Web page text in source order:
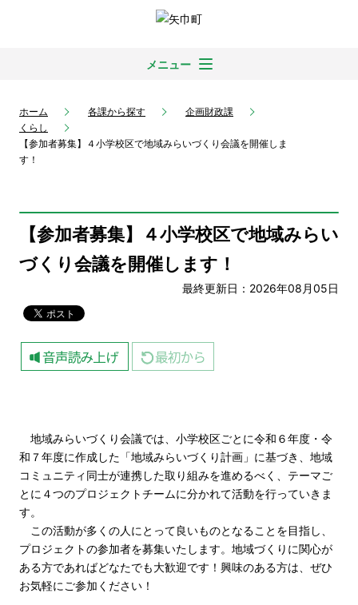
メニュー
ホーム 各課から探す
企画財政課
くらし
【参加者募集】４小学校区で地域みらいづくり会議を開催しま
す！
【参加者募集】４小学校区で地域みらい
づくり会議を開催します！
最終更新日：2026年08月05日
地域みらいづくり会議では、小学校区ごとに令和６年度・令
和７年度に作成した「地域みらいづくり計画」に基づき、地域
コミュニティ同士が連携した取り組みを進めるべく、テーマご
とに４つのプロジェクトチームに分かれて活動を行っていきま
す。
この活動が多くの人にとって良いものとなることを目指し、
プロジェクトの参加者を募集いたします。地域づくりに関心が
ある方であればどなたでも大歓迎です！興味のある方は、ぜひ
お気軽にご参加ください！